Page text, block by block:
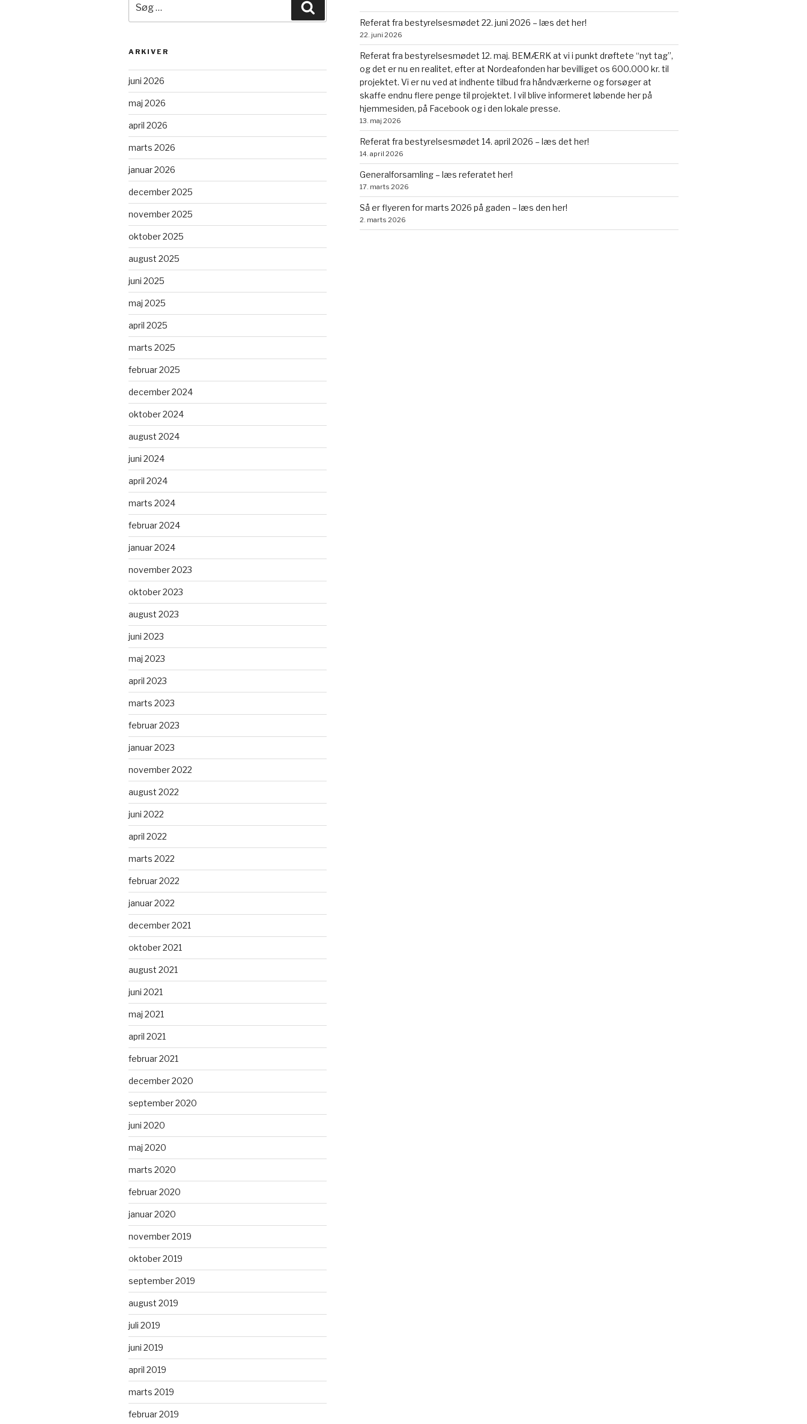
efter:
ARKIVER
juni 2026
maj 2026
april 2026
marts 2026
januar 2026
december 2025
november 2025
oktober 2025
august 2025
juni 2025
maj 2025
april 2025
marts 2025
februar 2025
december 2024
oktober 2024
august 2024
juni 2024
april 2024
marts 2024
februar 2024
januar 2024
november 2023
oktober 2023
august 2023
juni 2023
maj 2023
april 2023
marts 2023
februar 2023
januar 2023
november 2022
august 2022
juni 2022
april 2022
marts 2022
februar 2022
januar 2022
december 2021
oktober 2021
august 2021
juni 2021
maj 2021
april 2021
februar 2021
december 2020
september 2020
juni 2020
maj 2020
marts 2020
februar 2020
januar 2020
november 2019
oktober 2019
september 2019
august 2019
juli 2019
juni 2019
april 2019
marts 2019
februar 2019
Referat fra bestyrelsesmødet 22. juni 2026 – læs det her!
22. juni 2026
Referat fra bestyrelsesmødet 12. maj. BEMÆRK at vi i punkt drøftete “nyt tag”,
og det er nu en realitet, efter at Nordeafonden har bevilliget os 600.000 kr. til
projektet. Vi er nu ved at indhente tilbud fra håndværkerne og forsøger at
skaffe endnu flere penge til projektet. I vil blive informeret løbende her på
hjemmesiden, på Facebook og i den lokale presse.
13. maj 2026
Referat fra bestyrelsesmødet 14. april 2026 – læs det her!
14. april 2026
Generalforsamling – læs referatet her!
17. marts 2026
Så er flyeren for marts 2026 på gaden – læs den her!
2. marts 2026